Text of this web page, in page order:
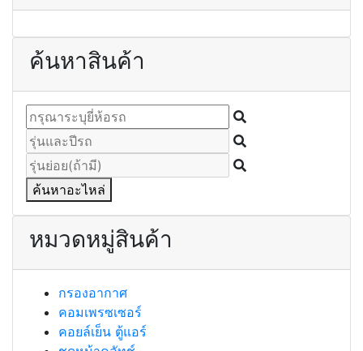
ค้นหาสินค้า
ค้นหาอะไหล่
หมวดหมู่สินค้า
กรองอากาศ
คอมเพรซเซอร์
คอยล์เย็น ตู้แอร์